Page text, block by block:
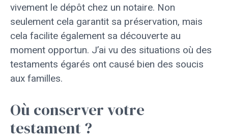
vivement le dépôt chez un notaire. Non
seulement cela garantit sa préservation, mais
cela facilite également sa découverte au
moment opportun. J’ai vu des situations où des
testaments égarés ont causé bien des soucis
aux familles.
Où conserver votre
testament ?